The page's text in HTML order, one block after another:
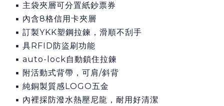
▪ 主袋夾層可分置紙鈔票券
▪ 內含8格信用卡夾層
▪ 訂製YKK塑鋼拉鍊，滑順不刮手
▪ 具RFID防盜刷功能
▪ auto-lock自動鎖住拉鍊
▪ 附活動式背帶，可肩/斜背
▪ 純銅製質感LOGO五金
▪ 內裡採防潑水熱壓尼龍，耐用好清潔